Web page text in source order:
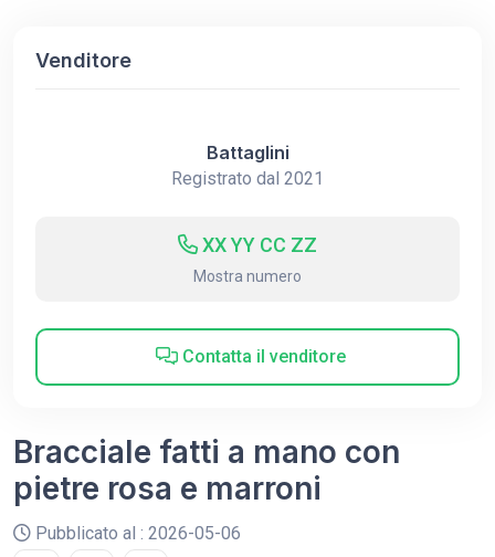
Venditore
Battaglini
Registrato dal 2021
XX YY CC ZZ
Mostra numero
Contatta il venditore
Bracciale fatti a mano con
pietre rosa e marroni
Pubblicato al : 2026-05-06